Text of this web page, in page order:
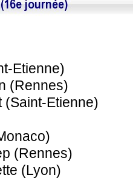
Etienne)
(Rennes)
(Saint-Etienne)
(Rennes)
(Lyon)